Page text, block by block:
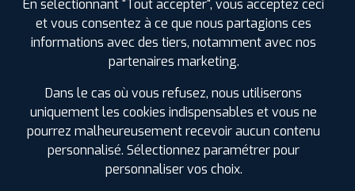
D'INFOS SUR MYPROFIL+
La carte de fidélité MyPROFIL+ estentièrement
GRATUITE !
Chaque achat la crédite de 2.5% du montant
En sélectionnant "Tout accepter", vous acceptez ceci
et vous consentez à ce que nous partagions ces
informations avec des tiers, notamment avec nos
partenaires marketing.
Dans le cas où vous refusez, nous utiliserons
uniquement les cookies indispensables et vous ne
pourrez malheureusement recevoir aucun contenu
personnalisé. Sélectionnez paramétrer pour
personnaliser vos choix.